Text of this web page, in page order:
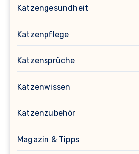
Katzengesundheit
Katzenpflege
Katzensprüche
Katzenwissen
Katzenzubehör
Magazin & Tipps